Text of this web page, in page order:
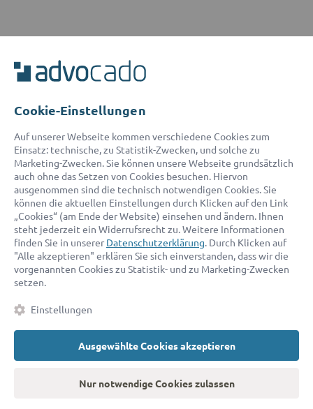
Unser Serviceteam ist von 8:00 bis 17:00 Uhr für Sie erreichbar.
E-Mail:
service@advocado.com
© 2026 advocado - einfach online den passenden Rechtsanwalt finden
Auszeichnungen:
KontaktDatenschutzImpressumFaktenAGB
CookiesBarrierefreiheitserklärung
Cookie-Einstellungen
Auf unserer Webseite kommen verschiedene Cookies zum
Einsatz: technische, zu Statistik-Zwecken, und solche zu
Marketing-Zwecken. Sie können unsere Webseite grundsätzlich
auch ohne das Setzen von Cookies besuchen. Hiervon
ausgenommen sind die technisch notwendigen Cookies. Sie
können die aktuellen Einstellungen durch Klicken auf den Link
„Cookies“ (am Ende der Website) einsehen und ändern. Ihnen
steht jederzeit ein Widerrufsrecht zu. Weitere Informationen
finden Sie in unserer Datenschutzerklärung. Durch Klicken auf
"Alle akzeptieren" erklären Sie sich einverstanden, dass wir die
vorgenannten Cookies zu Statistik- und zu Marketing-Zwecken
setzen.
Einstellungen
Ausgewählte Cookies akzeptieren
Nur notwendige Cookies zulassen